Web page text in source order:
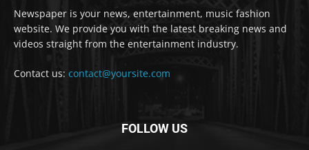
Newspaper is your news, entertainment, music fashion
website. We provide you with the latest breaking news and
videos straight from the entertainment industry.
Contact us: contact@yoursite.com
FOLLOW US